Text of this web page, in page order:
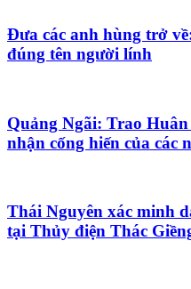
Đưa các anh hùng trở
đúng tên người lính
Quảng Ngãi: Trao
nhận cống hiến của các
Thái Nguyên xác minh
tại Thủy điện Thác